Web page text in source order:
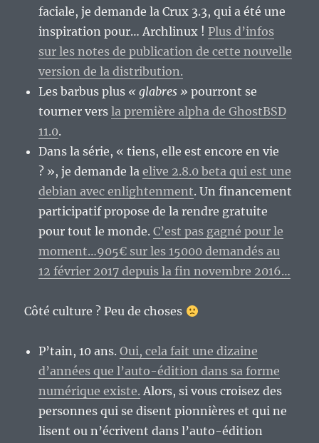
faciale, je demande la Crux 3.3, qui a été une
inspiration pour… Archlinux ! Plus d’infos
sur les notes de publication de cette nouvelle
version de la distribution.
Les barbus plus « glabres » pourront se
tourner versla première alpha de GhostBSD
11.0.
Dans la série, « tiens, elle est encore en vie
? », je demande laelive 2.8.0 beta qui est une
debian avec enlightenment. Un financement
participatif propose de la rendre gratuite
pour tout le monde.C’est pas gagné pour le
moment…905€ sur les 15000 demandés au
12 février 2017 depuis la fin novembre 2016…
Côté culture ? Peu de choses
P’tain, 10 ans.Oui, cela fait une dizaine
d’années que l’auto-édition dans sa forme
numérique existe. Alors, si vous croisez des
personnes qui se disent pionnières et qui ne
lisent ou n’écrivent dans l’auto-édition